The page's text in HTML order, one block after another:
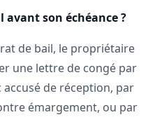
son échéance ?
de bail, le propriétaire
une lettre de congé par
de réception, par
émargement, ou par